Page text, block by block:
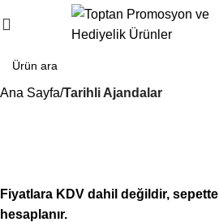
Ana Sayfa Tarihli Ajandalar
Fiyatlara KDV dahil değildir,
hesaplanır.